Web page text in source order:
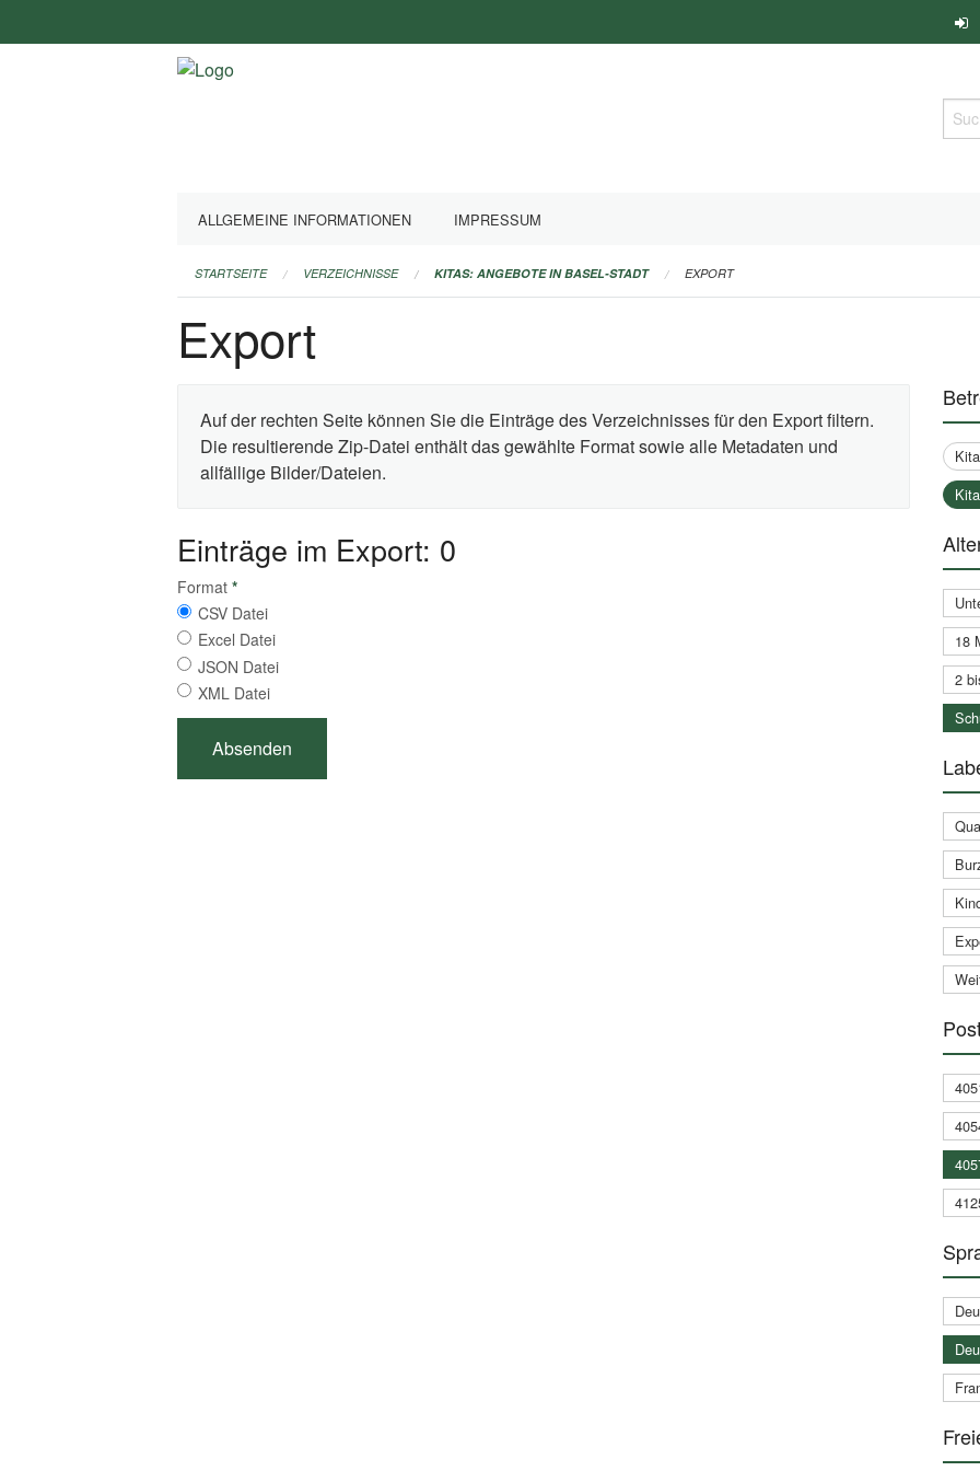
überspringen
ALLGEMEINE INFORMATIONEN IMPRESSUM
STARTSEITE VERZEICHNISSE KITAS: ANGEBOTE IN BASEL-STADT EXPORT
Export
Auf der rechten Seite können Sie die Einträge des Verzeichnisses für den Export filtern.
Die resultierende Zip-Datei enthält das gewählte Format sowie alle Metadaten und
allfällige Bilder/Dateien.
Einträge im Export: 0
Format *
CSV Datei
Excel Datei
JSON Datei
XML Datei
18
2